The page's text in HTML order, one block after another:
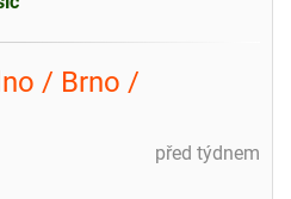
/ Brno /
před týdnem